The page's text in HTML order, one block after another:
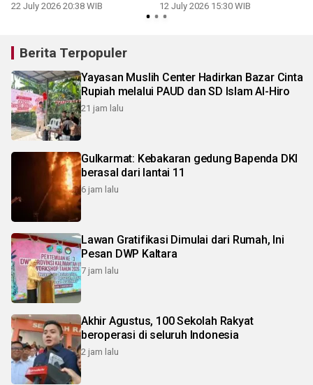
22 July 2026 20:38 WIB 12 July 2026 15:30 WIB
Berita Terpopuler
Yayasan Muslih Center Hadirkan Bazar Cinta
Rupiah melalui PAUD dan SD Islam Al-Hiro
21 jam lalu
Gulkarmat: Kebakaran gedung Bapenda DKI
berasal dari lantai 11
6 jam lalu
Lawan Gratifikasi Dimulai dari Rumah, Ini
Pesan DWP Kaltara
7 jam lalu
Akhir Agustus, 100 Sekolah Rakyat
beroperasi di seluruh Indonesia
2 jam lalu